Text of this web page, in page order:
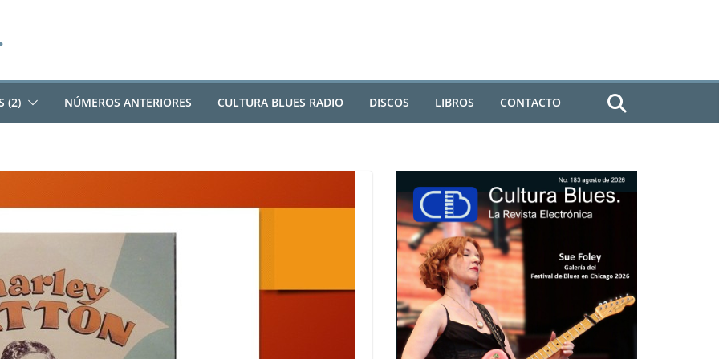
(2) NÚMEROS ANTERIORES CULTURA BLUES RADIO DISCOS LIBROS CONTACTO